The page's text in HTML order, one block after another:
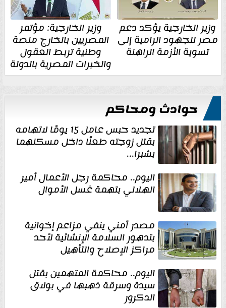
وزير الخارجية يؤكد دعم
مصر للجهود الرامية إلى
تسوية الأزمة الراهنة
وزير الخارجية: مؤتمر
المصريين بالخارج منصة
وطنية تربط العقول
والخبرات المصرية بالدولة
حوادث ومحاكم
تجديد حبس عامل 15 يومًا لاتهامه
بقتل زوجته طعنًا داخل مسكنهما
بشبرا...
اليوم.. محاكمة رجل الأعمال أمير
الهلالي بتهمة غسل الأموال
مصدر أمني ينفي مزاعم إخوانية
بتدهور السلامة الإنشائية لأحد
مراكز الإصلاح والتأهيل
اليوم.. محاكمة المتهمين بقتل
سيدة وسرقة ذهبها في بولاق
الدكرور